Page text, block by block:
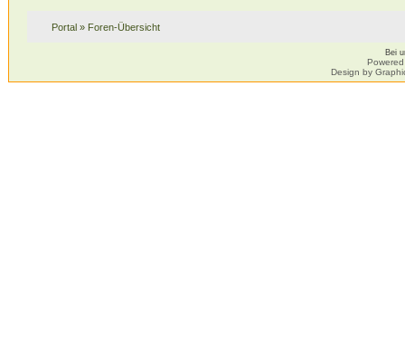
Portal» Foren-Übersicht
Bei
Design by